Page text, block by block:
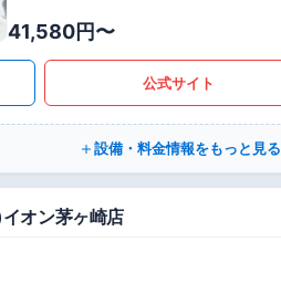
41,580円〜
公式サイト
設備・料金情報をもっと見る
オン茅ヶ崎店